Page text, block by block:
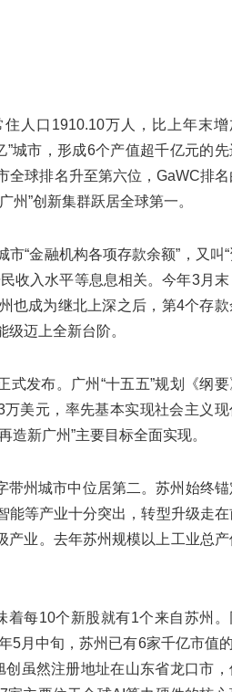
人口1910.10万人，比上年末增
”城市，形成6个产值超千亿元的先
球排名升至第六位，GaWC排名
州”创新集群跃居全球第一。
“金融机构各项存款余额”，又叫“
收入水平等息息相关。今年3月末
也成为继北上深之后，第4个存款
迈上全新台阶。
发布。广州“十五五”规划《纲要
美元，率先基本实现社会主义现
新广州”主要目标全面实现。
带州城市中位居第二。苏州始终锚
能等产业十分突出，转型升级走在
产业。去年苏州规模以上工业总产
每10个新股就有1个来自苏州。
5月中旬，苏州已有6家千亿市值
虽然注册地址在山东省龙口市，